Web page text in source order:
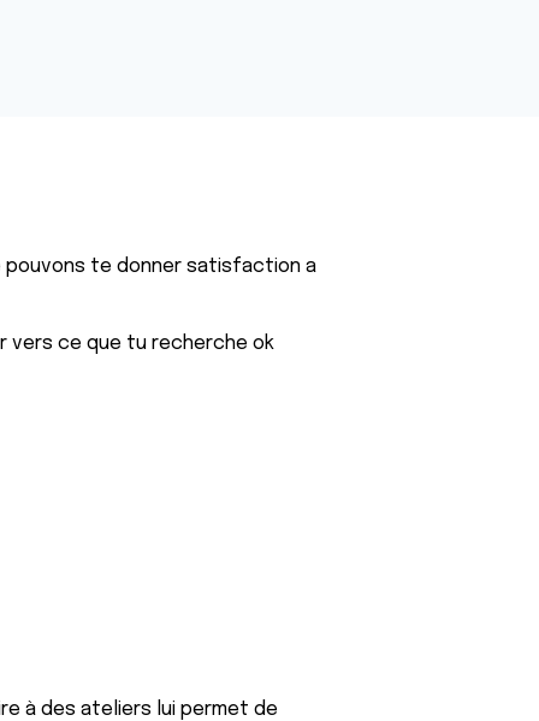
pouvons te donner satisfaction a
vers ce que tu recherche ok
à des ateliers lui permet de